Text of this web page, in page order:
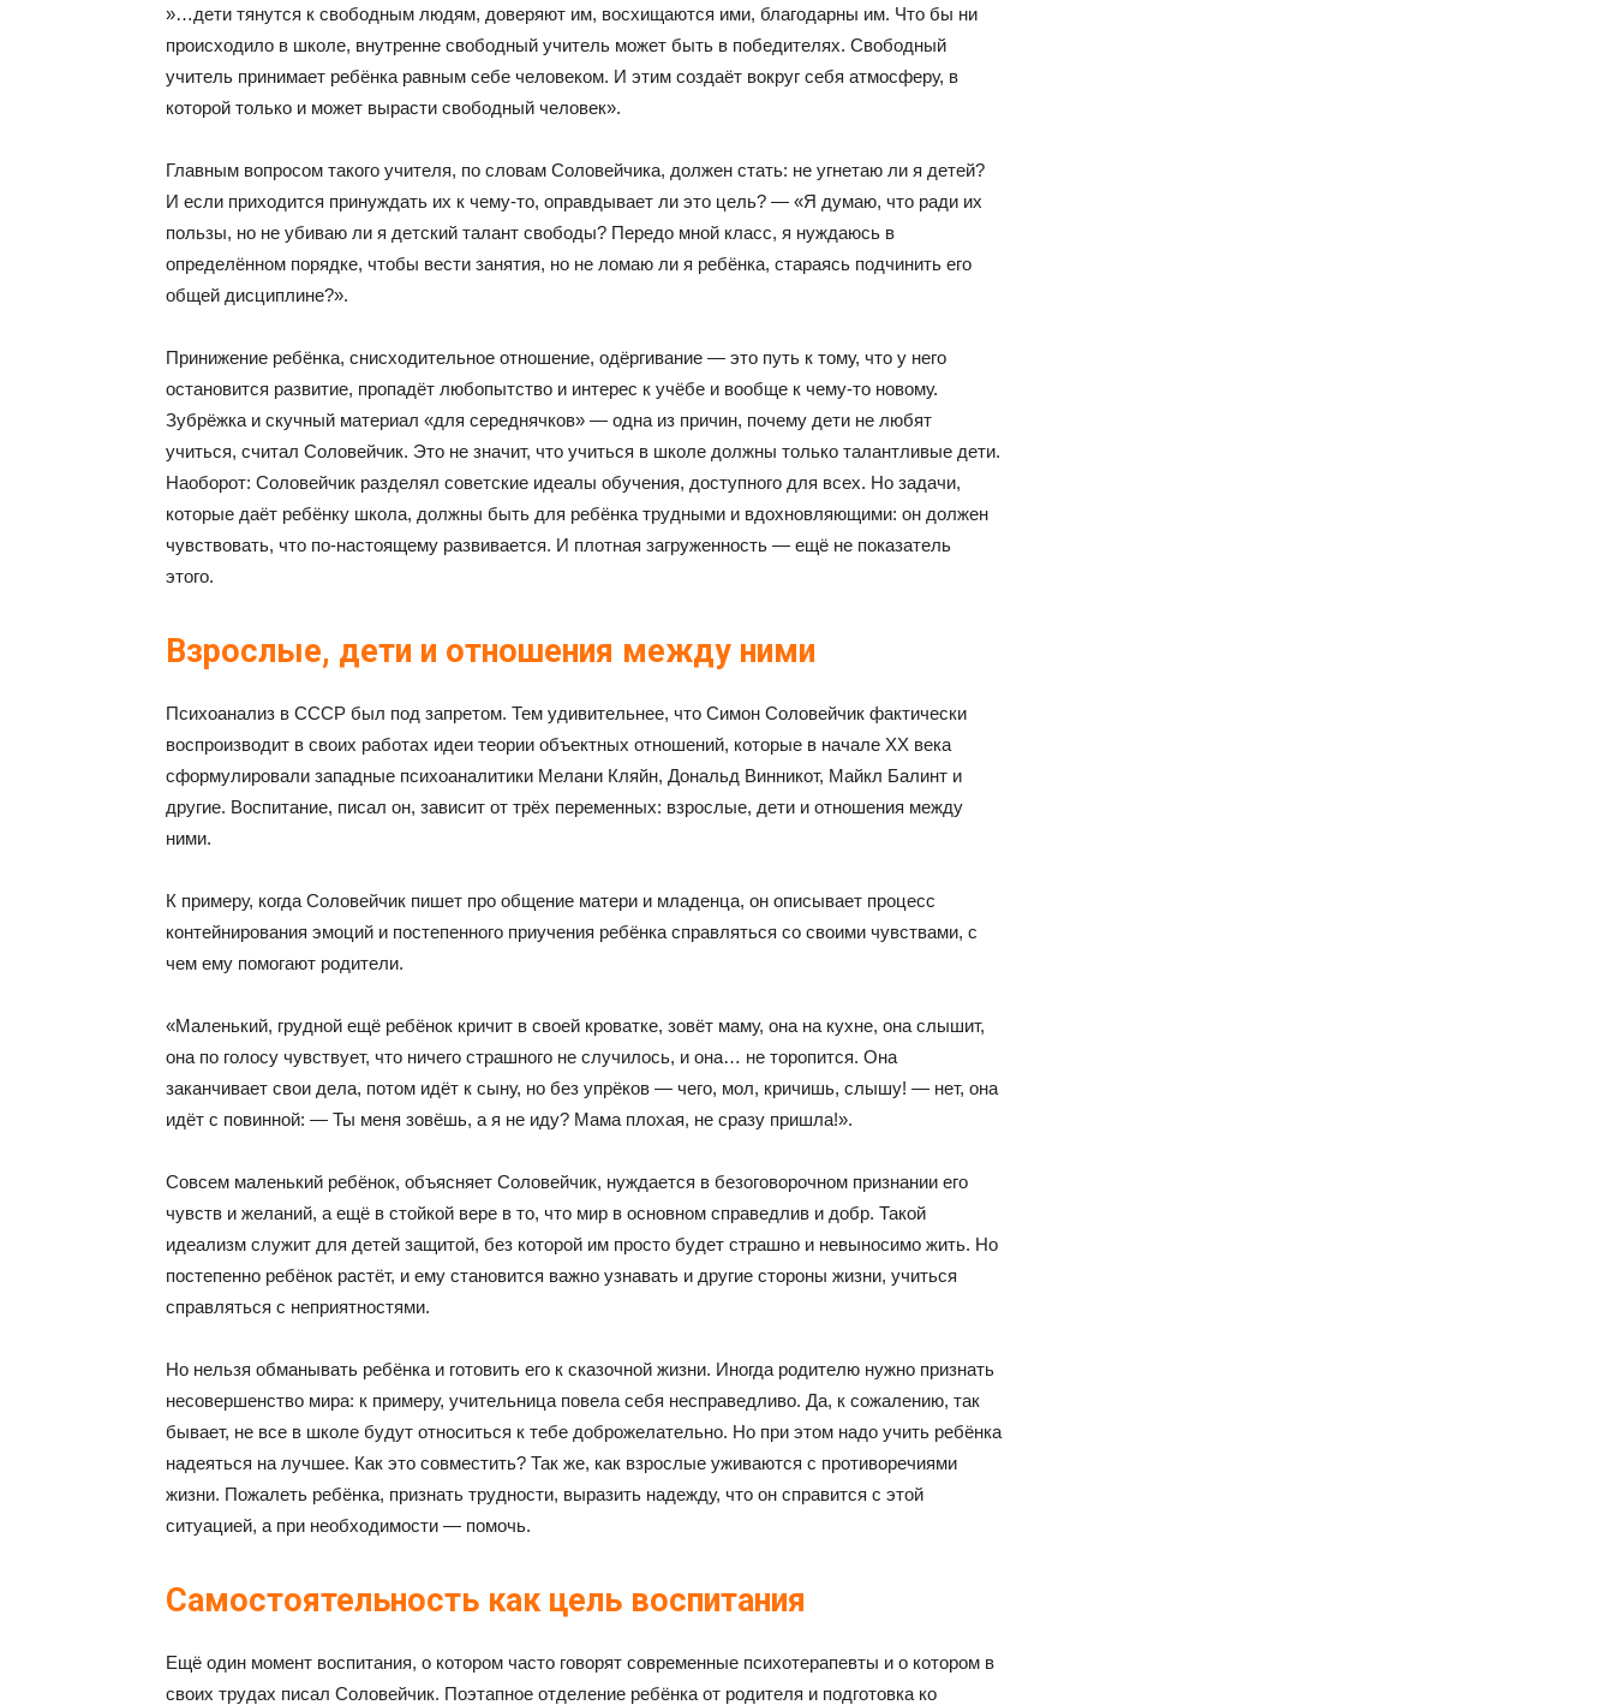
»…дети тянутся к свободным людям, доверяют им, восхищаются ими, благодарны им. Что бы ни
происходило в школе, внутренне свободный учитель может быть в победителях. Свободный
учитель принимает ребёнка равным себе человеком. И этим создаёт вокруг себя атмосферу, в
которой только и может вырасти свободный человек».
Главным вопросом такого учителя, по словам Соловейчика, должен стать: не угнетаю ли я детей?
И если приходится принуждать их к чему-то, оправдывает ли это цель? — «Я думаю, что ради их
пользы, но не убиваю ли я детский талант свободы? Передо мной класс, я нуждаюсь в
определённом порядке, чтобы вести занятия, но не ломаю ли я ребёнка, стараясь подчинить его
общей дисциплине?».
Принижение ребёнка, снисходительное отношение, одёргивание — это путь к тому, что у него
остановится развитие, пропадёт любопытство и интерес к учёбе и вообще к чему-то новому.
Зубрёжка и скучный материал «для середнячков» — одна из причин, почему дети не любят
учиться, считал Соловейчик. Это не значит, что учиться в школе должны только талантливые дети.
Наоборот: Соловейчик разделял советские идеалы обучения, доступного для всех. Но задачи,
которые даёт ребёнку школа, должны быть для ребёнка трудными и вдохновляющими: он должен
чувствовать, что по-настоящему развивается. И плотная загруженность — ещё не показатель
этого.
Взрослые, дети и отношения между ними
Психоанализ в СССР был под запретом. Тем удивительнее, что Симон Соловейчик фактически
воспроизводит в своих работах идеи теории объектных отношений, которые в начале XX века
сформулировали западные психоаналитики Мелани Кляйн, Дональд Винникот, Майкл Балинт и
другие. Воспитание, писал он, зависит от трёх переменных: взрослые, дети и отношения между
ними.
К примеру, когда Соловейчик пишет про общение матери и младенца, он описывает процесс
контейнирования эмоций и постепенного приучения ребёнка справляться со своими чувствами, с
чем ему помогают родители.
«Маленький, грудной ещё ребёнок кричит в своей кроватке, зовёт маму, она на кухне, она слышит,
она по голосу чувствует, что ничего страшного не случилось, и она… не торопится. Она
заканчивает свои дела, потом идёт к сыну, но без упрёков — чего, мол, кричишь, слышу! — нет, она
идёт с повинной: — Ты меня зовёшь, а я не иду? Мама плохая, не сразу пришла!».
Совсем маленький ребёнок, объясняет Соловейчик, нуждается в безоговорочном признании его
чувств и желаний, а ещё в стойкой вере в то, что мир в основном справедлив и добр. Такой
идеализм служит для детей защитой, без которой им просто будет страшно и невыносимо жить. Но
постепенно ребёнок растёт, и ему становится важно узнавать и другие стороны жизни, учиться
справляться с неприятностями.
Но нельзя обманывать ребёнка и готовить его к сказочной жизни. Иногда родителю нужно признать
несовершенство мира: к примеру, учительница повела себя несправедливо. Да, к сожалению, так
бывает, не все в школе будут относиться к тебе доброжелательно. Но при этом надо учить ребёнка
надеяться на лучшее. Как это совместить? Так же, как взрослые уживаются с противоречиями
жизни. Пожалеть ребёнка, признать трудности, выразить надежду, что он справится с этой
ситуацией, а при необходимости — помочь.
Самостоятельность как цель воспитания
Ещё один момент воспитания, о котором часто говорят современные психотерапевты и о котором в
своих трудах писал Соловейчик. Поэтапное отделение ребёнка от родителя и подготовка ко